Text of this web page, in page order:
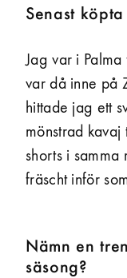
Senast
Jag var i
var då inne på
hittade jag ett
mönstrad kavaj
shorts i samma
fräscht inför
Nämn en
säsong?